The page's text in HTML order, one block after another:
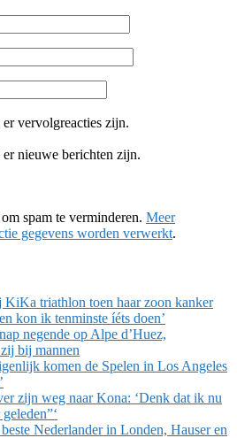
vervolgreacties zijn.
nieuwe berichten zijn.
spam te verminderen. Meer
gegevens worden verwerkt.
KiKa triathlon toen haar zoon kanker
kon ik tenminste íéts doen’
negende op Alpe d’Huez,
bij mannen
komen de Spelen in Los Angeles
zijn weg naar Kona: ‘Denk dat ik nu
Nederlander in Londen, Hauser en